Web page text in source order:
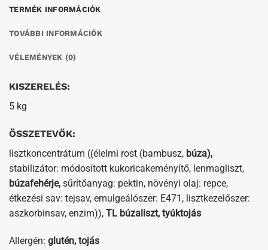
TERMÉK INFORMÁCIÓK
TOVÁBBI INFORMÁCIÓK
VÉLEMÉNYEK (0)
KISZERELÉS:
5 kg
ÖSSZETEVŐK:
lisztkoncentrátum ((élelmi rost (bambusz, búza),
stabilizátor: módosított kukoricakeményítő, lenmagliszt,
búzafehérje, sűrítőanyag: pektin, növényi olaj: repce,
étkezési sav: tejsav, emulgeálószer: E471, lisztkezelőszer:
aszkorbinsav, enzim)), TL búzaliszt, tyúktojás
Allergén: glutén, tojás